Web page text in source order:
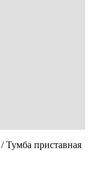
/Тумба приставная